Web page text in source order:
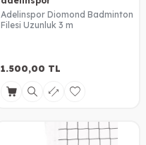
Adelinspor Diomond Badminton
Filesi Uzunluk 3 m
1.500,00 TL